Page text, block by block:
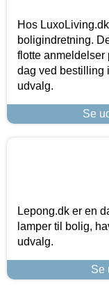
Hos
boligindretning.
flotte
dag ved bestilling
udvalg.
Se
Lepong.dk er en
lamper til bolig,
udvalg.
Se